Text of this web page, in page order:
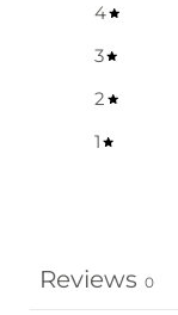
4
3
2
1
Reviews 0